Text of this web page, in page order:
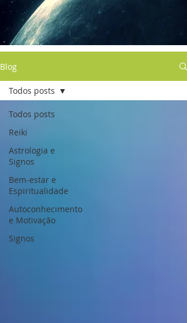
Blog
Todos posts
Reiki
Astrologia e
Signos
Bem-estar e
Espiritualidade
Autoconhecimento
e Motivação
Signos
Todos posts